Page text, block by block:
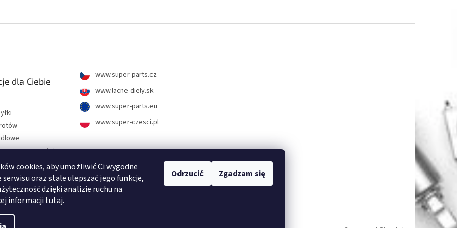
cookies, aby umożliwić Ci wygodne
oraz stale ulepszać jego funkcje,
dzięki analizie ruchu na
informacji tutaj.
Odrzucić Zgadzam się
dla Ciebie
prywatności
pytania
www.super-parts.cz
www.lacne-diely.sk
www.super-parts.eu
www.super-czesci.pl